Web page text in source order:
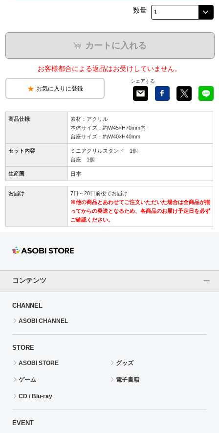
数量
カートに入れる
お客様都合による返品はお受けしていません。
お気に入りに登録
シェアする
商品仕様
素材：アクリル
本体サイズ：約W45×H70mm内
台座サイズ：約W40×H40mm
セット内容
ミニアクリルスタンド 1個
台座 1個
生産国 日本
お届け
7日～20日前後でお届け
※他の商品とあわせてご注文いただいた場合は全商品が揃
ってからの発送となるため、各商品のお届け予定日を必ず
ご確認ください。
コンテンツ
CHANNEL
ASOBI CHANNEL
STORE
ASOBI STORE グッズ
ゲーム 電子書籍
CD / Blu-ray
EVENT